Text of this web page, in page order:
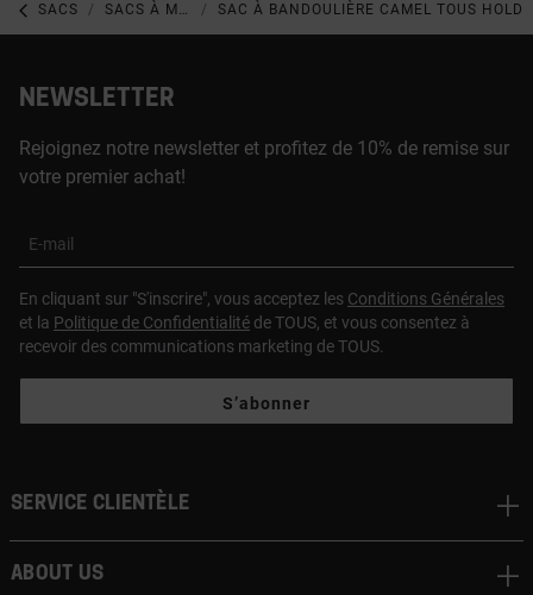
SACS SACS À MAIN MOYENS SAC À BANDOULIÈRE CAMEL TOUS HOLD
NEWSLETTER
Rejoignez notre newsletter et profitez de 10% de remise sur
votre premier achat!
E-mail
En cliquant sur "S'inscrire", vous acceptez les Conditions Générales
et la Politique de Confidentialité de TOUS, et vous consentez à
recevoir des communications marketing de TOUS.
S’abonner
Service clientèle
About us